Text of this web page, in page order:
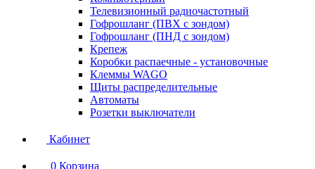
Телевизионный радиочастотный
Гофрошланг (ПВХ с зондом)
Гофрошланг (ПНД с зондом)
Крепеж
Коробки распаечные - установочные
Клеммы WAGO
Щиты распределительные
Автоматы
Розетки выключатели
Кабинет
0 Корзина